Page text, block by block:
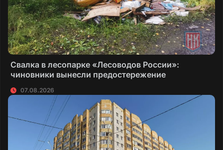
Свалка в лесопарке «Лесоводов России»:
чиновники вынесли предостережение
07.08.2026